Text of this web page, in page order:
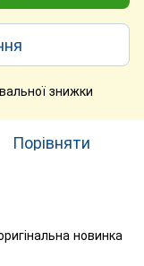
знижки
Порівняти
новинка